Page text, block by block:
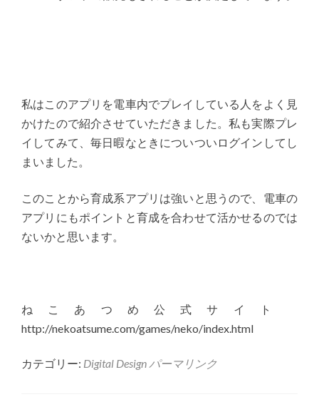
私はこのアプリを電車内でプレイしている人をよく見
かけたので紹介させていただきました。私も実際プレ
イしてみて、毎日暇なときについついログインしてし
まいました。
このことから育成系アプリは強いと思うので、電車の
アプリにもポイントと育成を合わせて活かせるのでは
ないかと思います。
ねこあつめ公式サイト
http://nekoatsume.com/games/neko/index.html
カテゴリー: Digital Design パーマリンク